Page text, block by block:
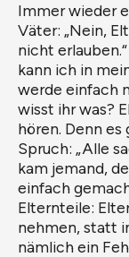
Immer wieder
Väter: „Nein,
nicht
kann ich in
werde einfach
wisst ihr was?
hören. Denn
Spruch: „Alle
kam jemand,
einfach
Elternteile:
nehmen, statt
nämlich ein